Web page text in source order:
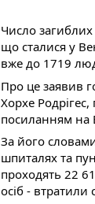
Число загиблих
що сталися у
вже до 1719
Про це заявив
Хорхе
посиланням на
За його
шпиталях та
проходять 22
осіб - втратили